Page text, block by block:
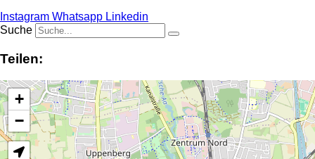
Instagram Whatsapp Linkedin
Suche
Teilen:
+
−